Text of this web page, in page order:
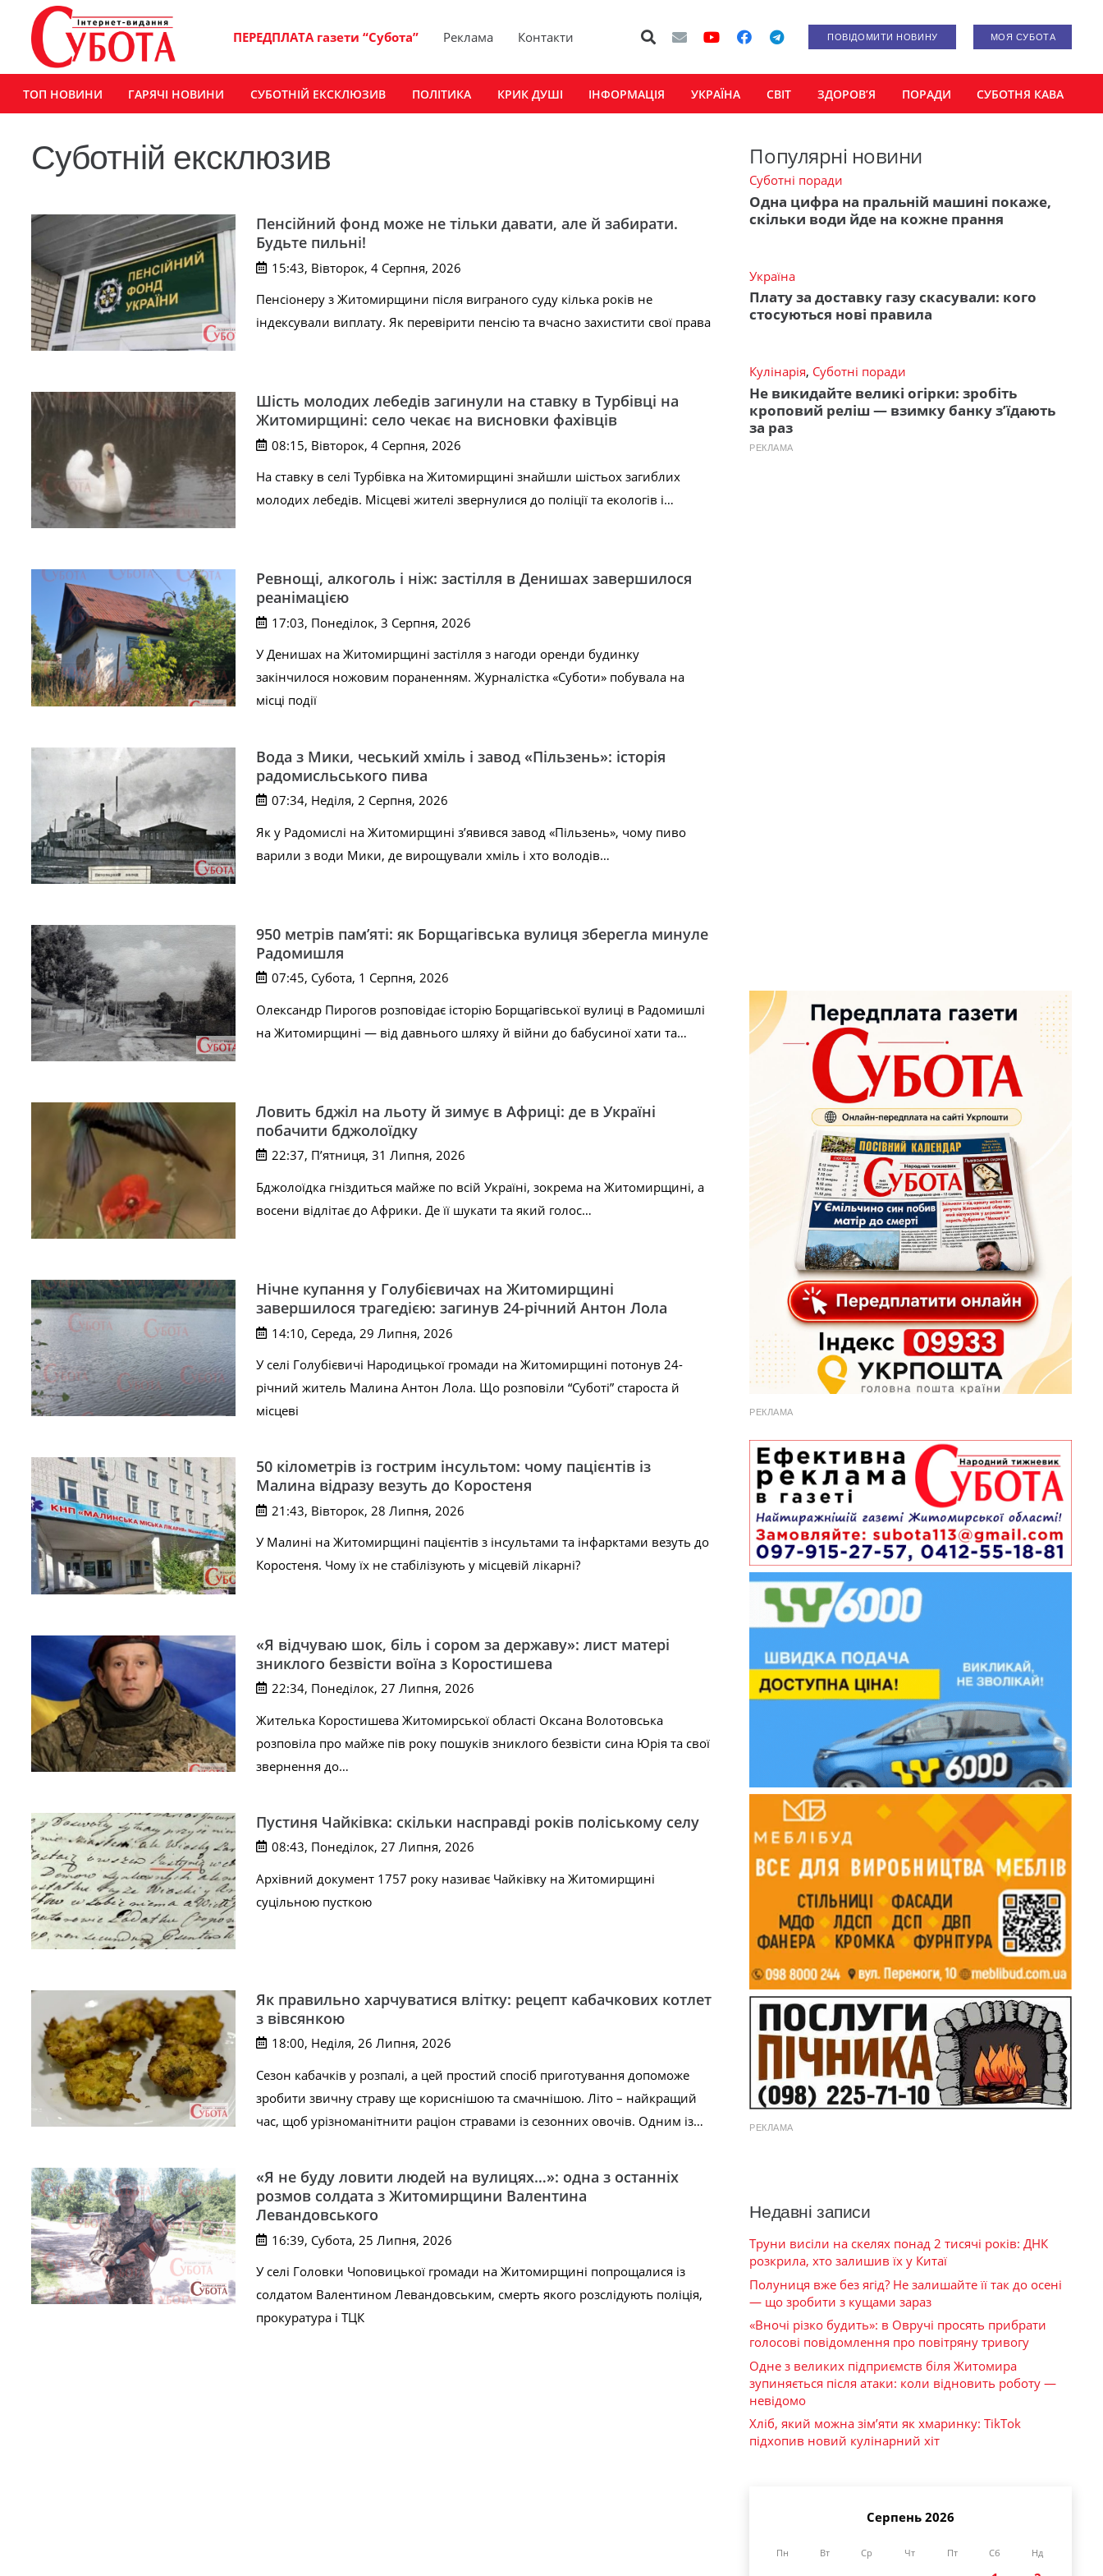
ПЕРЕДПЛАТА газети “Субота” Реклама Контакти ПОВІДОМИТИ НОВИНУ МОЯ СУБОТА
ТОП НОВИНИ ГАРЯЧІ НОВИНИ СУБОТНІЙ ЕКСКЛЮЗИВ ПОЛІТИКА КРИК ДУШІ ІНФОРМАЦІЯ УКРАЇНА СВІТ ЗДОРОВ’Я ПОРАДИ СУБОТНЯ КАВА
Суботній ексклюзив
Пенсійний фонд може не тільки давати, але й забирати.
Будьте пильні!
15:43, Вівторок, 4 Серпня, 2026
Пенсіонеру з Житомирщини після виграного суду кілька років не
індексували виплату. Як перевірити пенсію та вчасно захистити свої права
Шість молодих лебедів загинули на ставку в Турбівці на
Житомирщині: село чекає на висновки фахівців
08:15, Вівторок, 4 Серпня, 2026
На ставку в селі Турбівка на Житомирщині знайшли шістьох загиблих
молодих лебедів. Місцеві жителі звернулися до поліції та екологів і…
Ревнощі, алкоголь і ніж: застілля в Денишах завершилося
реанімацією
17:03, Понеділок, 3 Серпня, 2026
У Денишах на Житомирщині застілля з нагоди оренди будинку
закінчилося ножовим пораненням. Журналістка «Суботи» побувала на
місці події
Вода з Мики, чеський хміль і завод «Пільзень»: історія
радомисльського пива
07:34, Неділя, 2 Серпня, 2026
Як у Радомислі на Житомирщині з’явився завод «Пільзень», чому пиво
варили з води Мики, де вирощували хміль і хто володів…
950 метрів пам’яті: як Борщагівська вулиця зберегла минуле
Радомишля
07:45, Субота, 1 Серпня, 2026
Олександр Пирогов розповідає історію Борщагівської вулиці в Радомишлі
на Житомирщині — від давнього шляху й війни до бабусиної хати та…
Ловить бджіл на льоту й зимує в Африці: де в Україні
побачити бджолоїдку
22:37, П’ятниця, 31 Липня, 2026
Бджолоїдка гніздиться майже по всій Україні, зокрема на Житомирщині, а
восени відлітає до Африки. Де її шукати та який голос…
Нічне купання у Голубієвичах на Житомирщині
завершилося трагедією: загинув 24-річний Антон Лола
14:10, Середа, 29 Липня, 2026
У селі Голубієвичі Народицької громади на Житомирщині потонув 24-
річний житель Малина Антон Лола. Що розповіли “Суботі” староста й
місцеві
50 кілометрів із гострим інсультом: чому пацієнтів із
Малина відразу везуть до Коростеня
21:43, Вівторок, 28 Липня, 2026
У Малині на Житомирщині пацієнтів з інсультами та інфарктами везуть до
Коростеня. Чому їх не стабілізують у місцевій лікарні?
«Я відчуваю шок, біль і сором за державу»: лист матері
зниклого безвісти воїна з Коростишева
22:34, Понеділок, 27 Липня, 2026
Жителька Коростишева Житомирської області Оксана Волотовська
розповіла про майже пів року пошуків зниклого безвісти сина Юрія та свої
звернення до…
Пустиня Чайківка: скільки насправді років поліському селу
08:43, Понеділок, 27 Липня, 2026
Архівний документ 1757 року називає Чайківку на Житомирщині
суцільною пусткою
Як правильно харчуватися влітку: рецепт кабачкових котлет
з вівсянкою
18:00, Неділя, 26 Липня, 2026
Сезон кабачків у розпалі, а цей простий спосіб приготування допоможе
зробити звичну страву ще кориснішою та смачнішою. Літо – найкращий
час, щоб урізноманітнити раціон стравами із сезонних овочів. Одним із…
«Я не буду ловити людей на вулицях…»: одна з останніх
розмов солдата з Житомирщини Валентина
Левандовського
16:39, Субота, 25 Липня, 2026
У селі Головки Чоповицької громади на Житомирщині попрощалися із
солдатом Валентином Левандовським, смерть якого розслідують поліція,
прокуратура і ТЦК
Популярні новини
Суботні поради
Одна цифра на пральній машині покаже,
скільки води йде на кожне прання
Україна
Плату за доставку газу скасували: кого
стосуються нові правила
Кулінарія, Суботні поради
Не викидайте великі огірки: зробіть
кроповий реліш — взимку банку з’їдають
за раз
РЕКЛАМА
РЕКЛАМА
РЕКЛАМА
Недавні записи
Труни висіли на скелях понад 2 тисячі років: ДНК
розкрила, хто залишив їх у Китаї
Полуниця вже без ягід? Не залишайте її так до осені
— що зробити з кущами зараз
«Вночі різко будить»: в Овручі просять прибрати
голосові повідомлення про повітряну тривогу
Одне з великих підприємств біля Житомира
зупиняється після атаки: коли відновить роботу —
невідомо
Хліб, який можна зім’яти як хмаринку: TikTok
підхопив новий кулінарний хіт
Серпень 2026
Пн Вт Ср Чт Пт Сб Нд